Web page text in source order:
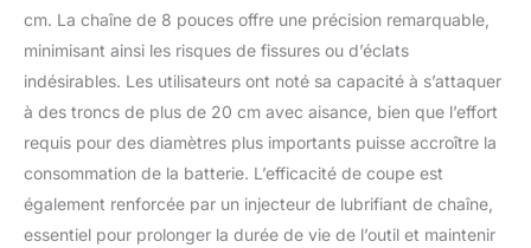
batterie offre une
performance durable
grâce à ses deux
batteries lithium-ion
haute énergie de 21V
4.0Ah. Vous bénéficiez
ainsi d'une autonomie
prolongée d'environ 70
minutes d'utilisation
cm. La chaîne de 8 pouces offre une précision remarquable,
minimisant ainsi les risques de fissures ou d’éclats
indésirables. Les utilisateurs ont noté sa capacité à s’attaquer
à des troncs de plus de 20 cm avec aisance, bien que l’effort
requis pour des diamètres plus importants puisse accroître la
consommation de la batterie. L’efficacité de coupe est
également renforcée par un injecteur de lubrifiant de chaîne,
essentiel pour prolonger la durée de vie de l’outil et maintenir